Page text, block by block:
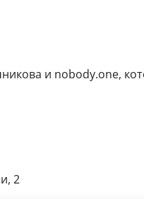
и nobody.one,
2